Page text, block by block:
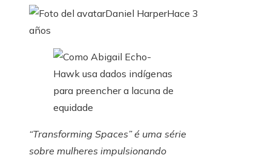
Daniel HarperHace 3
años
“Transforming Spaces” é uma série
sobre mulheres impulsionando